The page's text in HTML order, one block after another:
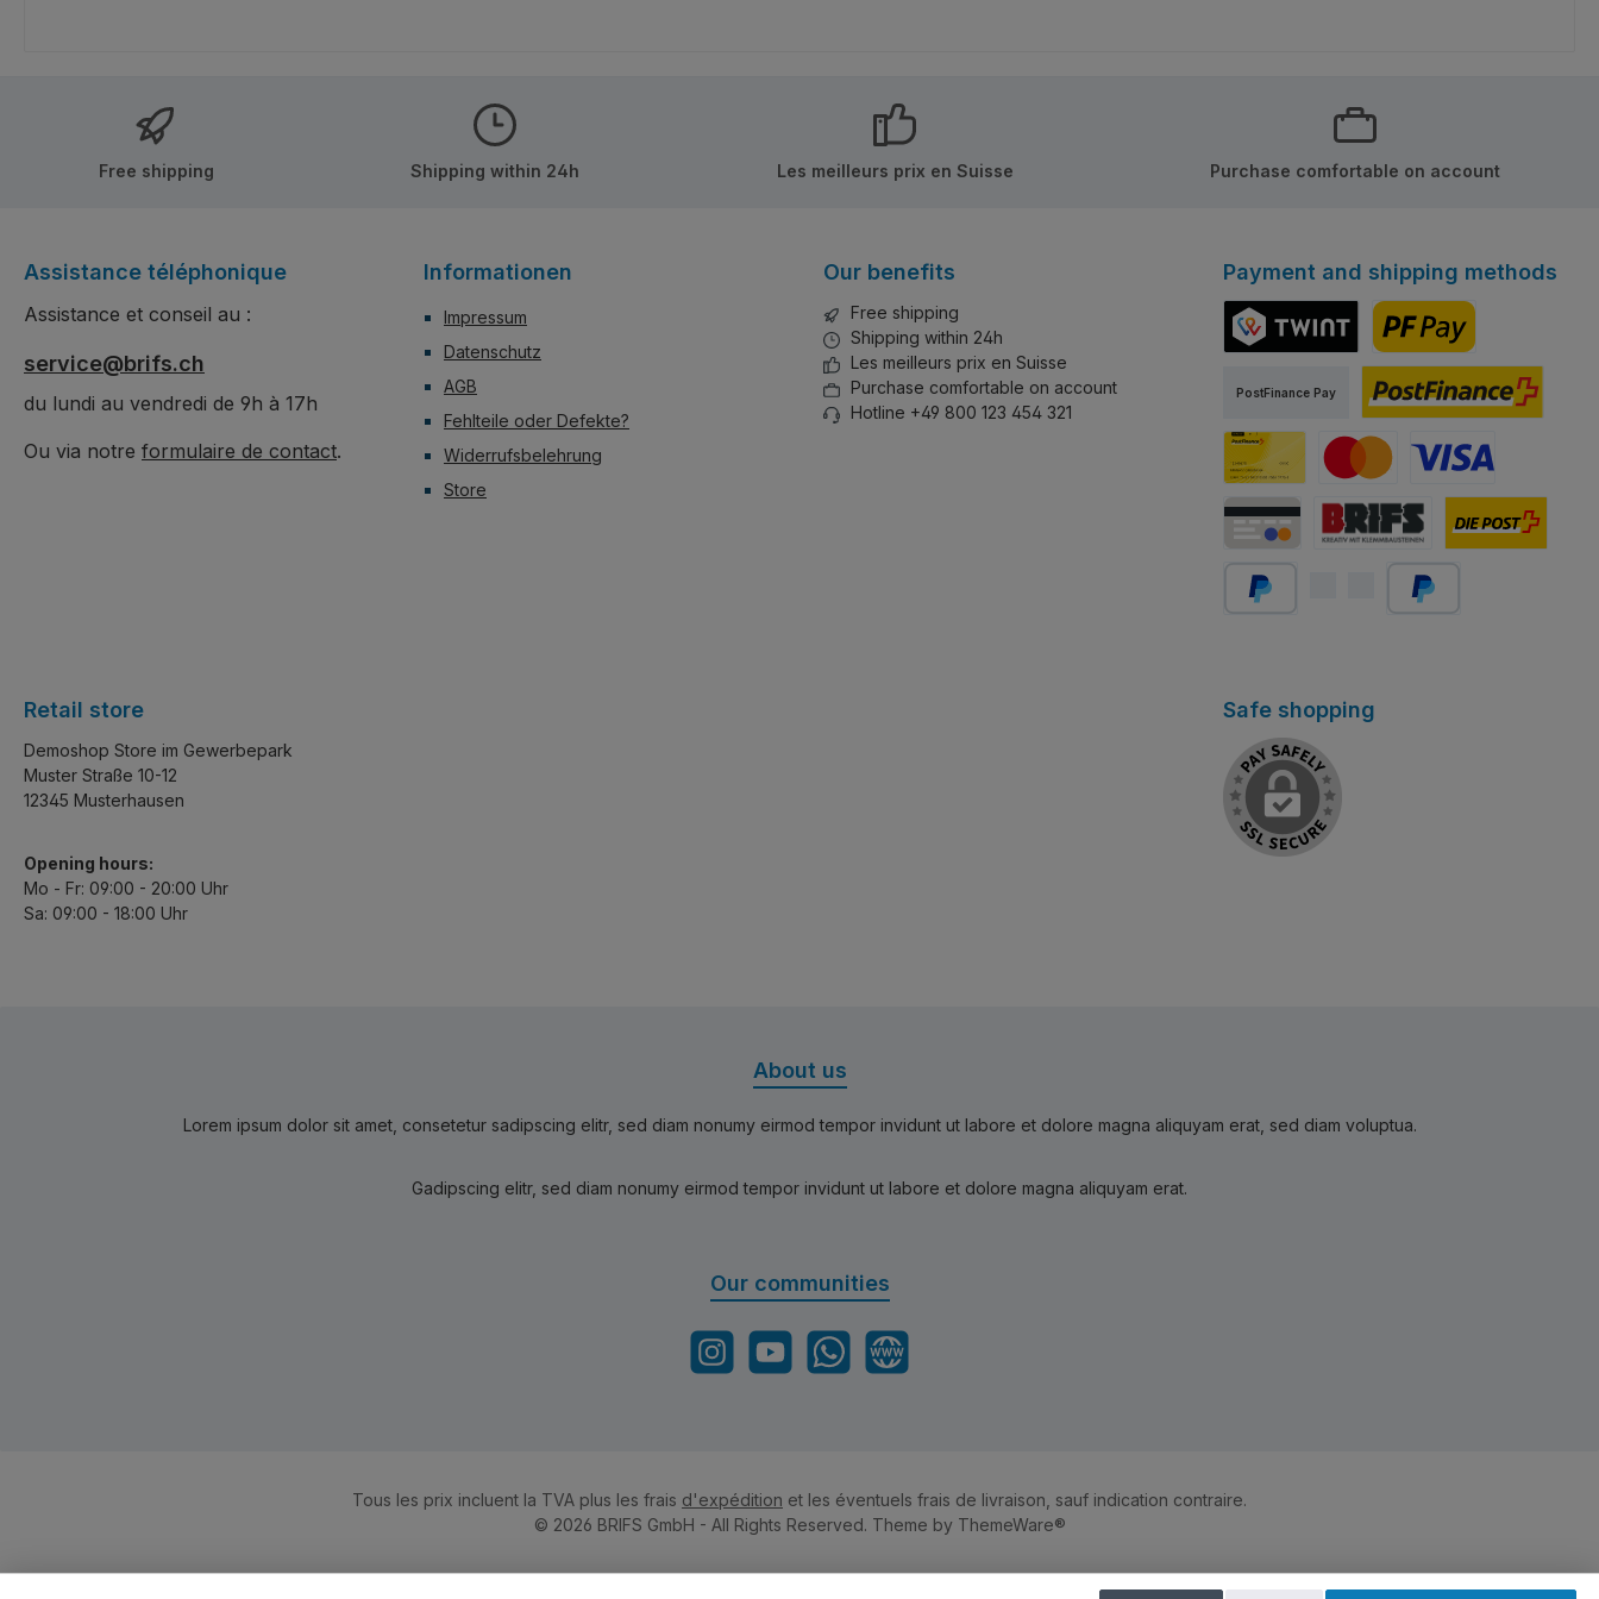
Free shipping Shipping within 24h Les meilleurs prix en Suisse Purchase comfortable on account
Assistance téléphonique
Assistance et conseil au :
service@brifs.ch
du lundi au vendredi de 9h à 17h
Ou via notre formulaire de contact.
Informationen
Impressum
Datenschutz
AGB
Fehlteile oder Defekte?
Widerrufsbelehrung
Store
Our benefits
Free shipping
Shipping within 24h
Les meilleurs prix en Suisse
Purchase comfortable on account
Hotline +49 800 123 454 321
Payment and shipping methods
PostFinance Pay
PostFinance Pay
Safe shopping
Retail store
Demoshop Store im Gewerbepark
Muster Straße 10-12
12345 Musterhausen
Opening hours:
Mo - Fr: 09:00 - 20:00 Uhr
Sa: 09:00 - 18:00 Uhr
About us
Lorem ipsum dolor sit amet, consetetur sadipscing elitr, sed diam nonumy eirmod tempor invidunt ut labore et dolore magna aliquyam erat, sed diam voluptua.
Gadipscing elitr, sed diam nonumy eirmod tempor invidunt ut labore et dolore magna aliquyam erat.
Our communities
InstagramYouTube WhatsAppWebsite
Tous les prix incluent la TVA plus les frais d'expédition et les éventuels frais de livraison, sauf indication contraire.
© 2026 BRIFS GmbH - All Rights Reserved. Theme by ThemeWare®